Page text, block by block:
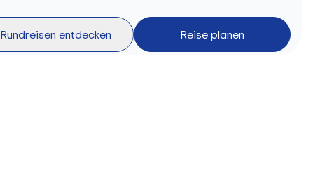
Rundreisen entdecken Reise planen